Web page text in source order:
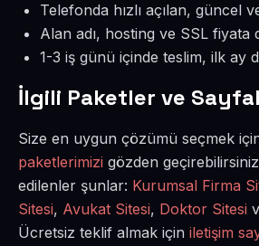
Telefonda hızlı açılan, güncel
Alan adı, hosting ve SSL fiyata
1-3 iş günü içinde teslim, ilk ay
İlgili Paketler ve
Size en uygun çözümü seçmek
paketlerimizi gözden
edilenler şunlar: Kurumsal Firma
Sitesi, Avukat Sitesi, Doktor Sitesi
Ücretsiz teklif almak için iletişim